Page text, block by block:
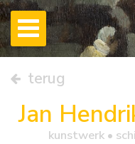
terug
Jan
kunstwerk •